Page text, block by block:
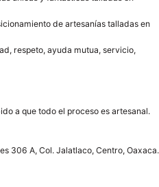
de artesanías talladas en
respeto, ayuda mutua, servicio,
a que todo el proceso es artesanal.
306 A, Col. Jalatlaco, Centro, Oaxaca.